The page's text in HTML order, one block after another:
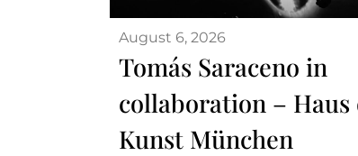
August 6, 2026
Tomás Saraceno in
collaboration – Haus
Kunst München